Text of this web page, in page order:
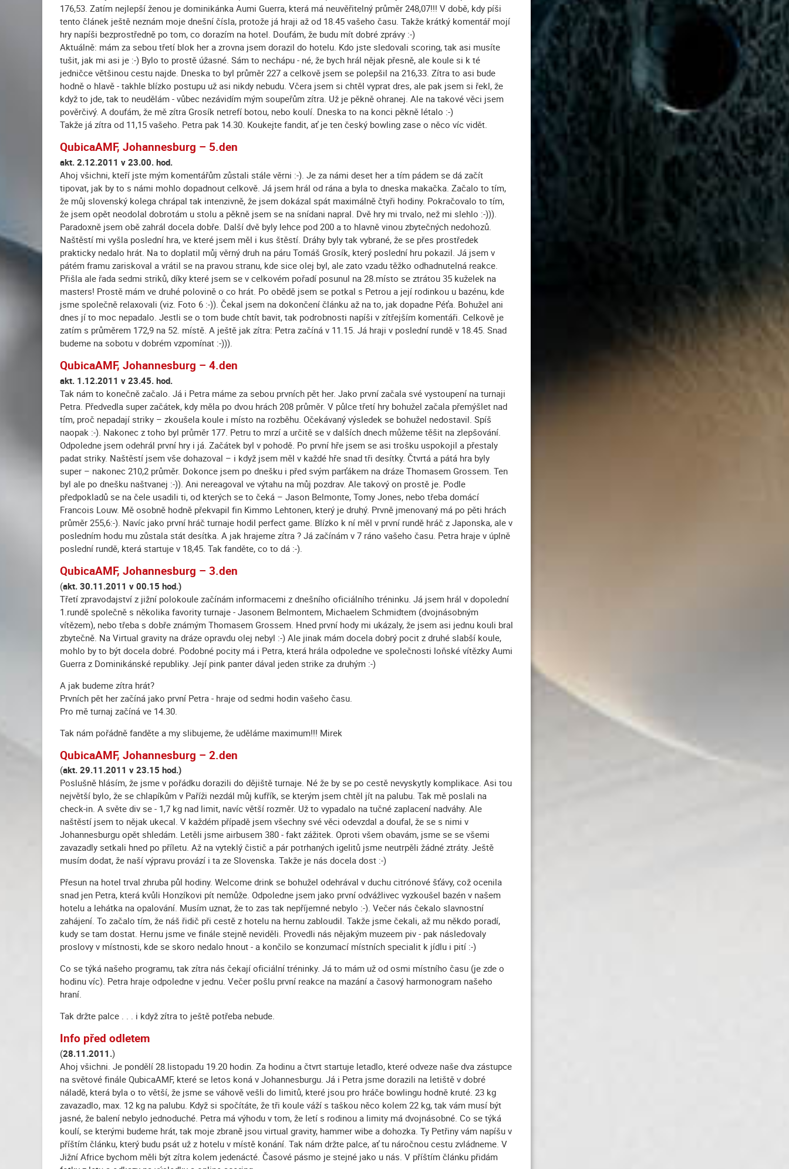
176,53. Zatím nejlepší ženou je dominikánka Aumi Guerra, která má neuvěřitelný průměr 248,07!!! V době, kdy píši
tento článek ještě neznám moje dnešní čísla, protože já hraji až od 18.45 vašeho času. Takže krátký komentář mojí
hry napíši bezprostředně po tom, co dorazím na hotel. Doufám, že budu mít dobré zprávy :-)
Aktuálně: mám za sebou třetí blok her a zrovna jsem dorazil do hotelu. Kdo jste sledovali scoring, tak asi musíte
tušit, jak mi asi je :-) Bylo to prostě úžasné. Sám to nechápu - né, že bych hrál nějak přesně, ale koule si k té
jedničce většinou cestu najde. Dneska to byl průměr 227 a celkově jsem se polepšil na 216,33. Zítra to asi bude
hodně o hlavě - takhle blízko postupu už asi nikdy nebudu. Včera jsem si chtěl vyprat dres, ale pak jsem si řekl, že
když to jde, tak to neudělám - vůbec nezávidím mým soupeřům zítra. Už je pěkně ohranej. Ale na takové věci jsem
pověrčivý. A doufám, že mě zítra Grosík netrefí botou, nebo koulí. Dneska to na konci pěkně létalo :-)
Takže já zítra od 11,15 vašeho. Petra pak 14.30. Koukejte fandit, ať je ten český bowling zase o něco víc vidět.
QubicaAMF, Johannesburg – 5.den
akt. 2.12.2011 v 23.00. hod.
Ahoj všichni, kteří jste mým komentářům zůstali stále věrni :-). Je za námi deset her a tím pádem se dá začít
tipovat, jak by to s námi mohlo dopadnout celkově. Já jsem hrál od rána a byla to dneska makačka. Začalo to tím,
že můj slovenský kolega chrápal tak intenzivně, že jsem dokázal spát maximálně čtyři hodiny. Pokračovalo to tím,
že jsem opět neodolal dobrotám u stolu a pěkně jsem se na snídani napral. Dvě hry mi trvalo, než mi slehlo :-))).
Paradoxně jsem obě zahrál docela dobře. Další dvě byly lehce pod 200 a to hlavně vinou zbytečných nedohozů.
Naštěstí mi vyšla poslední hra, ve které jsem měl i kus štěstí. Dráhy byly tak vybrané, že se přes prostředek
prakticky nedalo hrát. Na to doplatil můj věrný druh na páru Tomáš Grosík, který poslední hru pokazil. Já jsem v
pátém framu zariskoval a vrátil se na pravou stranu, kde sice olej byl, ale zato vzadu těžko odhadnutelná reakce.
Přišla ale řada sedmi striků, díky které jsem se v celkovém pořadí posunul na 28.místo se ztrátou 35 kuželek na
masters! Prostě mám ve druhé polovině o co hrát. Po obědě jsem se potkal s Petrou a její rodinkou u bazénu, kde
jsme společně relaxovali (viz. Foto 6 :-)). Čekal jsem na dokončení článku až na to, jak dopadne Péťa. Bohužel ani
dnes jí to moc nepadalo. Jestli se o tom bude chtít bavit, tak podrobnosti napíši v zítřejším komentáři. Celkově je
zatím s průměrem 172,9 na 52. místě. A ještě jak zítra: Petra začíná v 11.15. Já hraji v poslední rundě v 18.45. Snad
budeme na sobotu v dobrém vzpomínat :-))).
QubicaAMF, Johannesburg – 4.den
akt. 1.12.2011 v 23.45. hod.
Tak nám to konečně začalo. Já i Petra máme za sebou prvních pět her. Jako první začala své vystoupení na turnaji
Petra. Předvedla super začátek, kdy měla po dvou hrách 208 průměr. V půlce třetí hry bohužel začala přemýšlet nad
tím, proč nepadají striky – zkoušela koule i místo na rozběhu. Očekávaný výsledek se bohužel nedostavil. Spíš
naopak :-). Nakonec z toho byl průměr 177. Petru to mrzí a určitě se v dalších dnech můžeme těšit na zlepšování.
Odpoledne jsem odehrál první hry i já. Začátek byl v pohodě. Po první hře jsem se asi trošku uspokojil a přestaly
padat striky. Naštěstí jsem vše dohazoval – i když jsem měl v každé hře snad tři desítky. Čtvrtá a pátá hra byly
super – nakonec 210,2 průměr. Dokonce jsem po dnešku i před svým parťákem na dráze Thomasem Grossem. Ten
byl ale po dnešku naštvanej :-)). Ani nereagoval ve výtahu na můj pozdrav. Ale takový on prostě je. Podle
předpokladů se na čele usadili ti, od kterých se to čeká – Jason Belmonte, Tomy Jones, nebo třeba domácí
Francois Louw. Mě osobně hodně překvapil fin Kimmo Lehtonen, který je druhý. Prvně jmenovaný má po pěti hrách
průměr 255,6:-). Navíc jako první hráč turnaje hodil perfect game. Blízko k ní měl v první rundě hráč z Japonska, ale v
posledním hodu mu zůstala stát desítka. A jak hrajeme zítra ? Já začínám v 7 ráno vašeho času. Petra hraje v úplně
poslední rundě, která startuje v 18,45. Tak fanděte, co to dá :-).
QubicaAMF, Johannesburg – 3.den
(akt. 30.11.2011 v 00.15 hod.)
Třetí zpravodajství z jižní polokoule začínám informacemi z dnešního oficiálního tréninku. Já jsem hrál v dopolední
1.rundě společně s několika favority turnaje - Jasonem Belmontem, Michaelem Schmidtem (dvojnásobným
vítězem), nebo třeba s dobře známým Thomasem Grossem. Hned první hody mi ukázaly, že jsem asi jednu kouli bral
zbytečně. Na Virtual gravity na dráze opravdu olej nebyl :-) Ale jinak mám docela dobrý pocit z druhé slabší koule,
mohlo by to být docela dobré. Podobné pocity má i Petra, která hrála odpoledne ve společnosti loňské vítězky Aumi
Guerra z Dominikánské republiky. Její pink panter dával jeden strike za druhým :-)
A jak budeme zítra hrát?
Prvních pět her začíná jako první Petra - hraje od sedmi hodin vašeho času.
Pro mě turnaj začíná ve 14.30.
Tak nám pořádně fanděte a my slibujeme, že uděláme maximum!!! Mirek
QubicaAMF, Johannesburg – 2.den
(akt. 29.11.2011 v 23.15 hod.)
Poslušně hlásím, že jsme v pořádku dorazili do dějiště turnaje. Né že by se po cestě nevyskytly komplikace. Asi tou
největší bylo, že se chlapíkům v Paříži nezdál můj kufřík, se kterým jsem chtěl jít na palubu. Tak mě poslali na
check-in. A světe div se - 1,7 kg nad limit, navíc větší rozměr. Už to vypadalo na tučné zaplacení nadváhy. Ale
naštěstí jsem to nějak ukecal. V každém případě jsem všechny své věci odevzdal a doufal, že se s nimi v
Johannesburgu opět shledám. Letěli jsme airbusem 380 - fakt zážitek. Oproti všem obavám, jsme se se všemi
zavazadly setkali hned po příletu. Až na vyteklý čistič a pár potrhaných igelitů jsme neutrpěli žádné ztráty. Ještě
musím dodat, že naší výpravu provází i ta ze Slovenska. Takže je nás docela dost :-)
Přesun na hotel trval zhruba půl hodiny. Welcome drink se bohužel odehrával v duchu citrónové šťávy, což ocenila
snad jen Petra, která kvůli Honzíkovi pít nemůže. Odpoledne jsem jako první odvážlivec vyzkoušel bazén v našem
hotelu a lehátka na opalování. Musím uznat, že to zas tak nepříjemné nebylo :-). Večer nás čekalo slavnostní
zahájení. To začalo tím, že náš řidič při cestě z hotelu na hernu zabloudil. Takže jsme čekali, až mu někdo poradí,
kudy se tam dostat. Hernu jsme ve finále stejně neviděli. Provedli nás nějakým muzeem piv - pak následovaly
proslovy v místnosti, kde se skoro nedalo hnout - a končilo se konzumací místních specialit k jídlu i pití :-)
Co se týká našeho programu, tak zítra nás čekají oficiální tréninky. Já to mám už od osmi místního času (je zde o
hodinu víc). Petra hraje odpoledne v jednu. Večer pošlu první reakce na mazání a časový harmonogram našeho
hraní.
Tak držte palce . . . i když zítra to ještě potřeba nebude.
Info před odletem
(28.11.2011.)
Ahoj všichni. Je pondělí 28.listopadu 19.20 hodin. Za hodinu a čtvrt startuje letadlo, které odveze naše dva zástupce
na světové finále QubicaAMF, které se letos koná v Johannesburgu. Já i Petra jsme dorazili na letiště v dobré
náladě, která byla o to větší, že jsme se váhově vešli do limitů, které jsou pro hráče bowlingu hodně kruté. 23 kg
zavazadlo, max. 12 kg na palubu. Když si spočítáte, že tři koule váží s taškou něco kolem 22 kg, tak vám musí být
jasné, že balení nebylo jednoduché. Petra má výhodu v tom, že letí s rodinou a limity má dvojnásobné. Co se týká
koulí, se kterými budeme hrát, tak moje zbraně jsou virtual gravity, hammer wibe a dohozka. Ty Petřiny vám napíšu v
příštím článku, který budu psát už z hotelu v místě konání. Tak nám držte palce, ať tu náročnou cestu zvládneme. V
Jižní Africe bychom měli být zítra kolem jedenácté. Časové pásmo je stejné jako u nás. V příštím článku přidám